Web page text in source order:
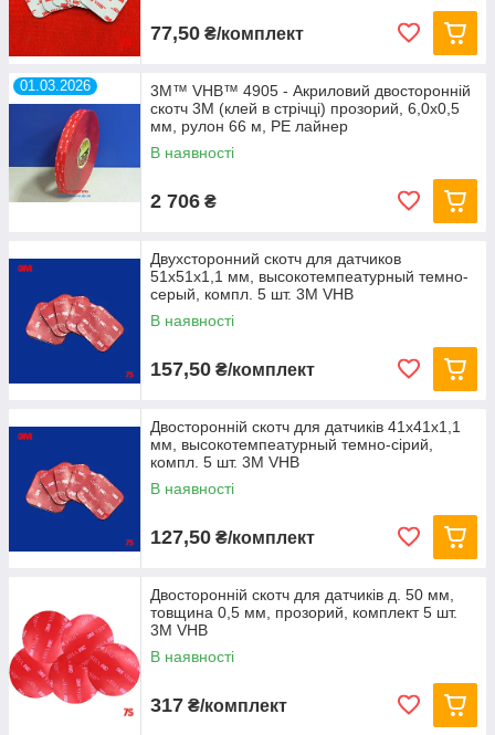
77,50 ₴/комплект
01.03.2026
3M™ VHB™ 4905 - Акриловий двосторонній
скотч 3M (клей в стрічці) прозорий, 6,0х0,5
мм, рулон 66 м, PE лайнер
В наявності
2 706 ₴
Двухсторонний скотч для датчиков
51х51х1,1 мм, высокотемпеатурный темно-
серый, компл. 5 шт. 3M VHB
В наявності
157,50 ₴/комплект
Двосторонній скотч для датчиків 41х41х1,1
мм, высокотемпеатурный темно-сірий,
компл. 5 шт. 3M VHB
В наявності
127,50 ₴/комплект
Двосторонній скотч для датчиків д. 50 мм,
товщина 0,5 мм, прозорий, комплект 5 шт.
3M VHB
В наявності
317 ₴/комплект